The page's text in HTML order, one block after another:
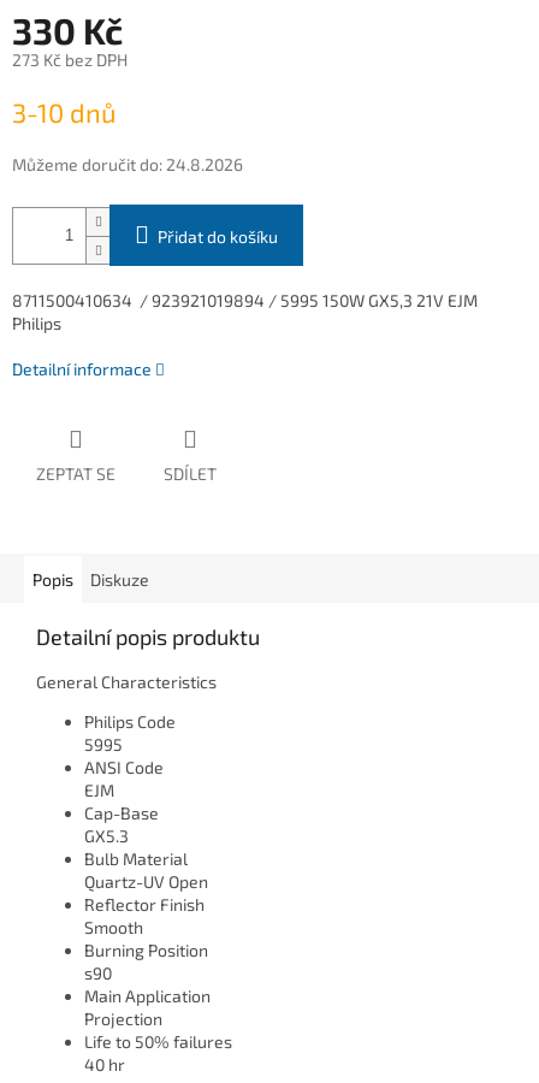
330 Kč
273 Kč bez DPH
cena:
3-10 dnů
Můžeme doručit do: 24.8.2026
Přidat do košíku
8711500410634 / 923921019894 / 5995 150W GX5,3 21V EJM
Philips
Detailní informace
ZEPTAT SE SDÍLET
Popis Diskuze
Detailní popis produktu
General Characteristics
Philips Code
5995
ANSI Code
EJM
Cap-Base
GX5.3
Bulb Material
Quartz-UV Open
Reflector Finish
Smooth
Burning Position
s90
Main Application
Projection
Life to 50% failures
40 hr